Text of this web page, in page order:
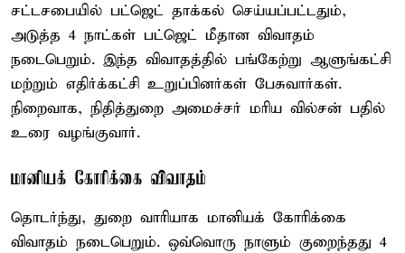
சட்டசபையில் பட்ஜெட் தாக்கல் செய்யப்பட்டதும்,
அடுத்த 4 நாட்கள் பட்ஜெட் மீதான விவாதம்
நடைபெறும். இந்த விவாதத்தில் பங்கேற்று ஆளுங்கட்சி
மற்றும் எதிர்க்கட்சி உறுப்பினர்கள் பேசுவார்கள்.
நிறைவாக, நிதித்துறை அமைச்சர் மரிய வில்சன் பதில்
உரை வழங்குவார்.
மானியக் கோரிக்கை விவாதம்
தொடர்ந்து, துறை வாரியாக மானியக் கோரிக்கை
விவாதம் நடைபெறும். ஒவ்வொரு நாளும் குறைந்தது 4